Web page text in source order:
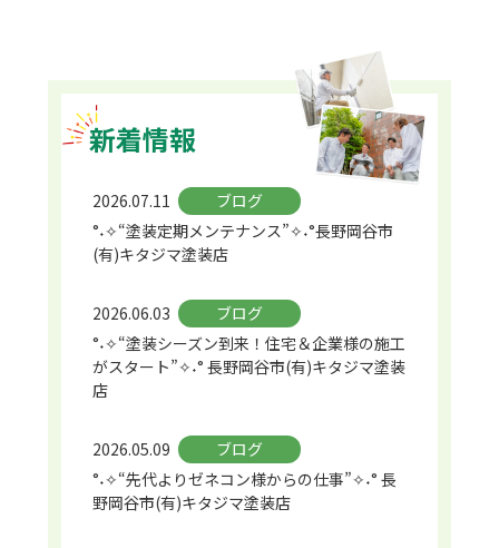
新着情報
2026.07.11
ブログ
°˖✧“塗装定期メンテナンス”✧˖°長野岡谷市
(有)キタジマ塗装店
2026.06.03
ブログ
°˖✧“塗装シーズン到来！住宅＆企業様の施工
がスタート”✧˖° 長野岡谷市(有)キタジマ塗装
店
2026.05.09
ブログ
°˖✧“先代よりゼネコン様からの仕事”✧˖° 長
野岡谷市(有)キタジマ塗装店